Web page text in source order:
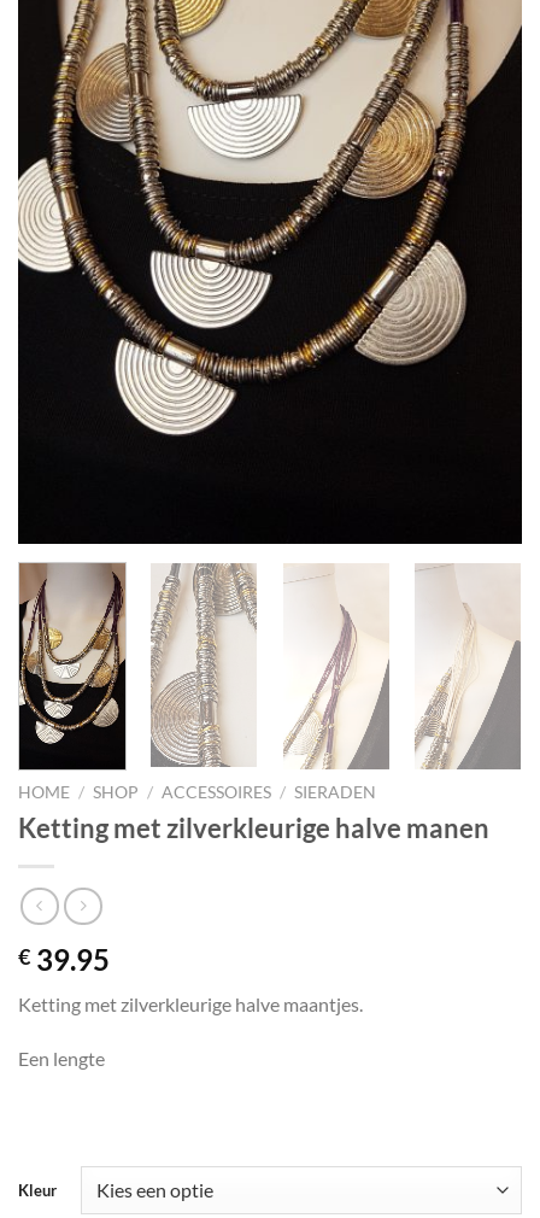
HOME / SHOP / ACCESSOIRES / SIERADEN
Ketting met zilverkleurige halve manen
€ 39.95
Ketting met zilverkleurige halve maantjes.
Een lengte
Kleur